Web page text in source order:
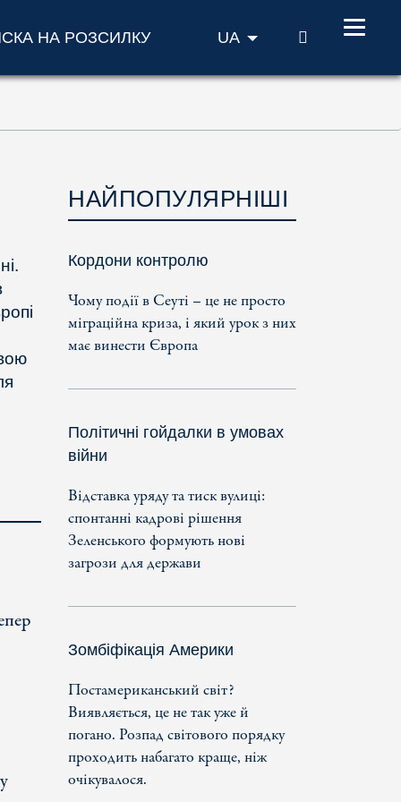
НА РОЗСИЛКУ UA ПОШУК
НАЙПОПУЛЯРНІШІ
Кордони контролю
Чому події в Сеуті – це не просто
міграційна криза, і який урок з них
має винести Європа
Політичні гойдалки в умовах
війни
Відставка уряду та тиск вулиці:
спонтанні кадрові рішення
Зеленського формують нові
загрози для держави
Зомбіфікація Америки
Постамериканський світ?
Виявляється, це не так уже й
погано. Розпад світового порядку
проходить набагато краще, ніж
очікувалося.